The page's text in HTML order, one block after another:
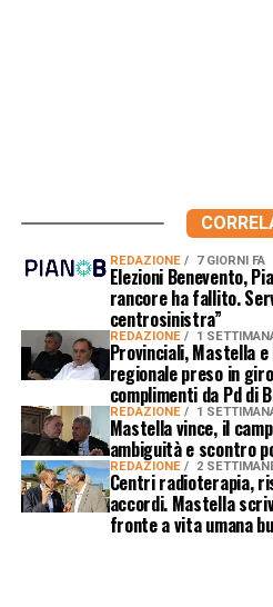
REDAZIONE 7 GIORNI FA
Elezioni Benevento,
rancore ha fallito.
centrosinistra”
REDAZIONE 1
Provinciali, Mastella
regionale preso in
complimenti da Pd di
REDAZIONE 1
Mastella vince, il
ambiguità e scontro
REDAZIONE 2
Centri radioterapia,
accordi. Mastella
fronte a vita umana